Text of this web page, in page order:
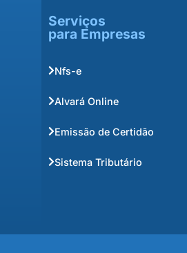
Serviços
para Empresas
Nfs-e
Alvará Online
Emissão de Certidão
Sistema Tributário